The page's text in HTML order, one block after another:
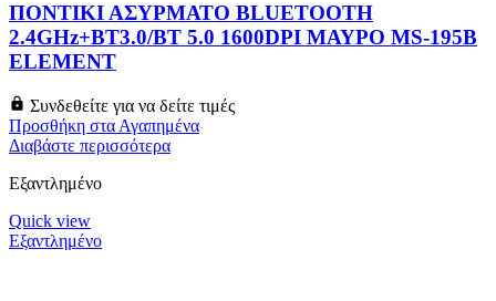
ΠΟΝΤΙΚΙ ΑΣΥΡΜΑΤΟ BLUETOOTH
2.4GHz+BT3.0/BT 5.0 1600DPI ΜΑΥΡΟ MS-195B
ELEMENT
Συνδεθείτε για να δείτε τιμές
Προσθήκη στα Αγαπημένα
Διαβάστε περισσότερα
Εξαντλημένο
Quick view
Εξαντλημένο